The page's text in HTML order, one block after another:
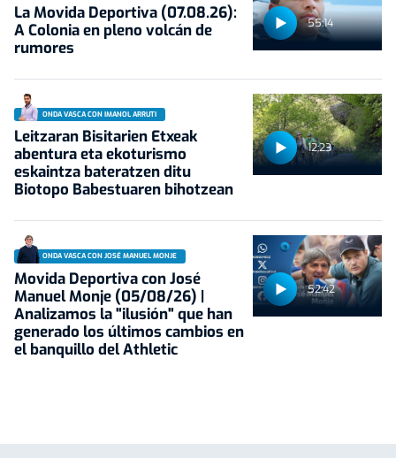
55:14
La Movida Deportiva (07.08.26):
A Colonia en pleno volcán de
rumores
12:23
ONDA VASCA CON IMANOL ARRUTI
Leitzaran Bisitarien Etxeak
abentura eta ekoturismo
eskaintza bateratzen ditu
Biotopo Babestuaren bihotzean
52:42
ONDA VASCA CON JOSÉ MANUEL MONJE
Movida Deportiva con José
Manuel Monje (05/08/26) |
Analizamos la "ilusión" que han
generado los últimos cambios en
el banquillo del Athletic